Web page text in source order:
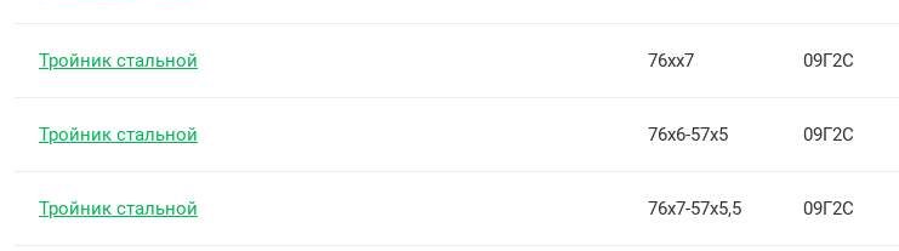
Тройник стальной 76хх7 09Г2С
Тройник стальной 76х6-57х5 09Г2С
Тройник стальной 76х7-57х5,5 09Г2С